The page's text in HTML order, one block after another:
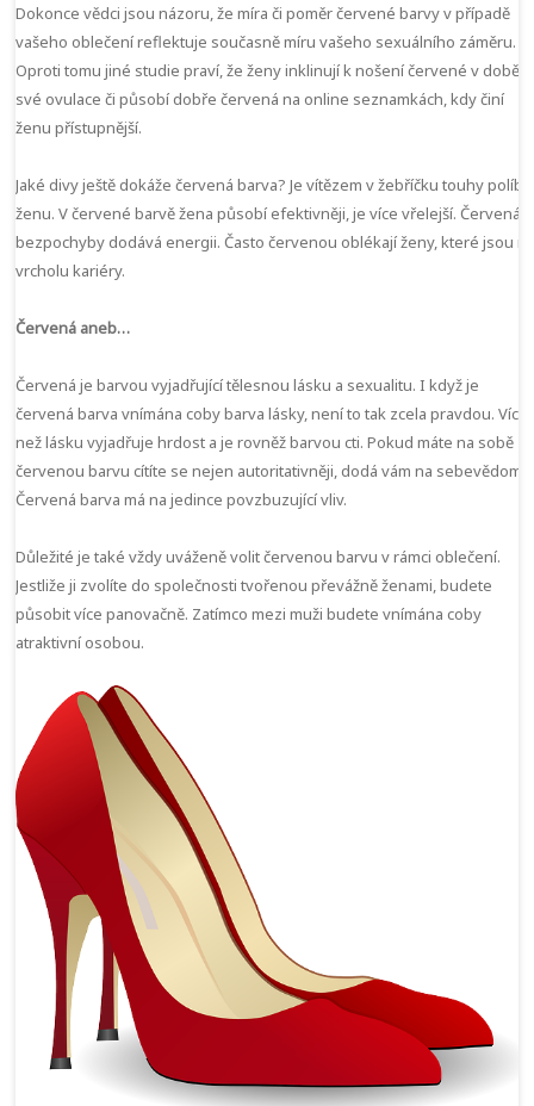
Dokonce vědci jsou názoru, že míra či poměr červené barvy v případě
vašeho oblečení reflektuje současně míru vašeho sexuálního záměru.
Oproti tomu jiné studie praví, že ženy inklinují k nošení červené v době
své ovulace či působí dobře červená na online seznamkách, kdy činí
ženu přístupnější.
Jaké divy ještě dokáže červená barva? Je vítězem v žebříčku touhy políbit
ženu. V červené barvě žena působí efektivněji, je více vřelejší. Červená
bezpochyby dodává energii. Často červenou oblékají ženy, které jsou
vrcholu kariéry.
Červená aneb…
Červená je barvou vyjadřující tělesnou lásku a sexualitu. I když je
červená barva vnímána coby barva lásky, není to tak zcela pravdou. Více
než lásku vyjadřuje hrdost a je rovněž barvou cti. Pokud máte na sobě
červenou barvu cítíte se nejen autoritativněji, dodá vám na sebevědomí.
Červená barva má na jedince povzbuzující vliv.
Důležité je také vždy uváženě volit červenou barvu v rámci oblečení.
Jestliže ji zvolíte do společnosti tvořenou převážně ženami, budete
působit více panovačně. Zatímco mezi muži budete vnímána coby
atraktivní osobou.